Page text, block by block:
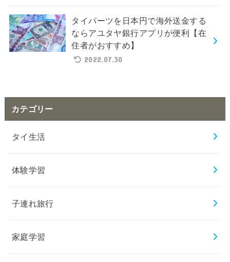
タイバーツを日本円で海外送金する
ならアユタヤ銀行アプリが便利【在
住者がおすすめ】
2022.07.30
カテゴリー
タイ生活
体験学習
子連れ旅行
家庭学習